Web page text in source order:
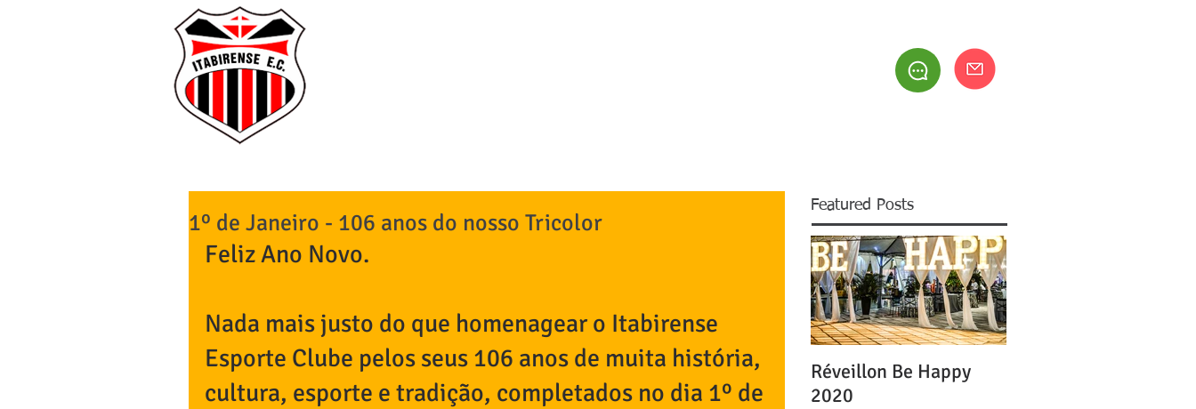
1º de Janeiro - 106 anos do nosso Tricolor
Feliz Ano Novo.
Nada mais justo do que homenagear o Itabirense
Esporte Clube pelos seus 106 anos de muita história,
cultura, esporte e tradição, completados no dia 1º de
Featured Posts
Réveillon Be Happy
2020